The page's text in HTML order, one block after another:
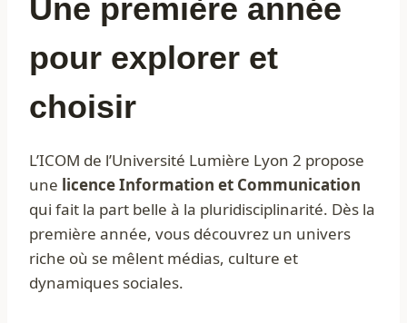
Une première année
pour explorer et
choisir
L’ICOM de l’Université Lumière Lyon 2 propose
une licence Information et Communication
qui fait la part belle à la pluridisciplinarité. Dès la
première année, vous découvrez un univers
riche où se mêlent médias, culture et
dynamiques sociales.